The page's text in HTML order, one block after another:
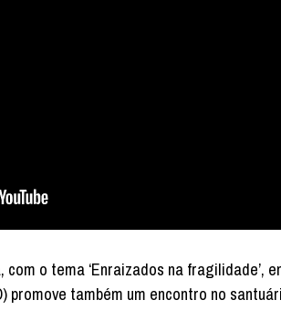
o tema ‘Enraizados na fragilidade’,
promove também um encontro no